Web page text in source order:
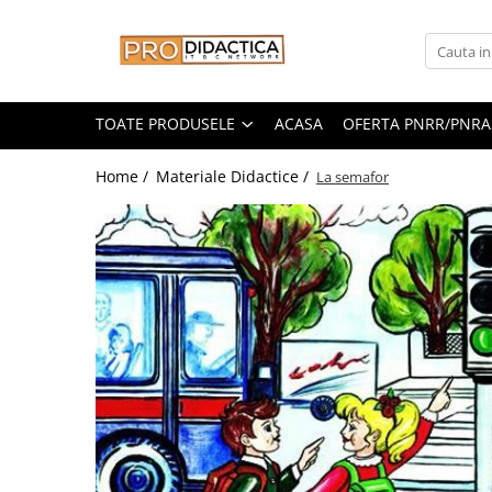
Toate Produsele
Oferta PNRR/PNRAS
Pachete Echipamente Sali Clasa
Pachete Echipamente Sala Clasa
Table/Display-uri Interactive
Table Interactive
Display-uri Interactive
Suporti/Standuri/Accesorii
Imprimante si Multifunctionale
Imprimante si Scanere 3D
Imprimante 3D
Creioane 3D
Accesorii 3D
Camere Documente
TOATE PRODUSELE ACASA OFERTA PNRR/
Home / Materiale Didactice / La semafor